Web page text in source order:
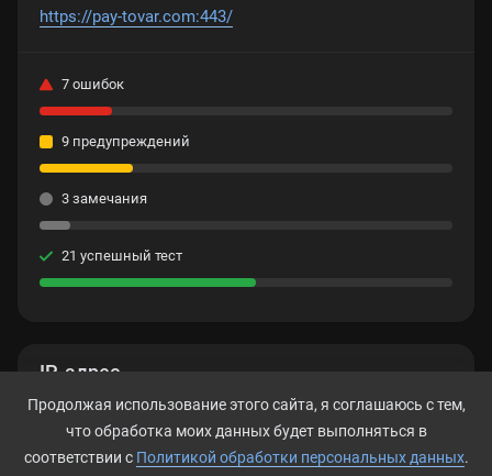
IP-адрес
188.93.23.174
можете оплатить любой товар. Мы доставим его
https://pay-tovar.com:443/
7 ошибок
9 предупреждений
3 замечания
21 успешный тест
Продолжая использование этого сайта, я соглашаюсь с тем,
что обработка моих данных будет выполняться в
соответствии с Политикой обработки персональных данных.